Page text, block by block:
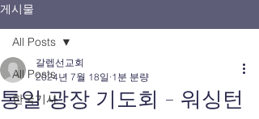
게시물
All Posts
한국기사
All Posts
통일 광장 기도회 - 워싱턴
갈렙선교회
2024년 7월 18일 1분 분량